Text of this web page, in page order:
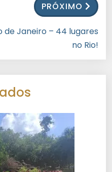
PRÓXIMO
de Janeiro – 44 lugares
no Rio!